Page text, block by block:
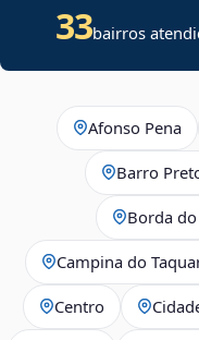
33bairros
Afonso Pena
Barro
Borda
Campina do
Centro